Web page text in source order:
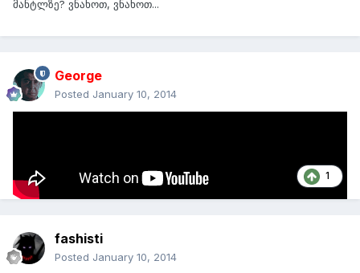
მანტლზე? ვნახოთ, ვნახოთ...
George
Posted January 10, 2014
1
fashisti
Posted January 10, 2014